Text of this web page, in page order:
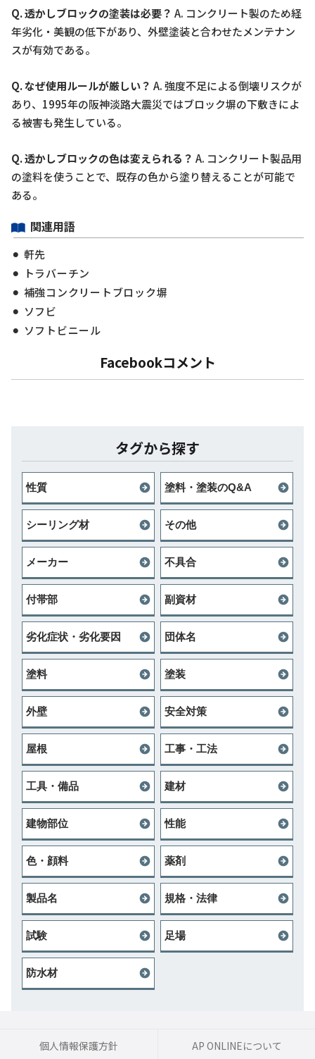
Q. 透かしブロックの塗装は必要？ A. コンクリート製のため経
年劣化・美観の低下があり、外壁塗装と合わせたメンテナン
スが有効である。
Q. なぜ使用ルールが厳しい？ A. 強度不足による倒壊リスクが
あり、1995年の阪神淡路大震災ではブロック塀の下敷きによ
る被害も発生している。
Q. 透かしブロックの色は変えられる？ A. コンクリート製品用
の塗料を使うことで、既存の色から塗り替えることが可能で
ある。
関連用語
軒先
トラバーチン
補強コンクリートブロック塀
ソフビ
ソフトビニール
Facebookコメント
タグから探す
性質 塗料・塗装のQ&A
シーリング材 その他
メーカー 不具合
付帯部 副資材
劣化症状・劣化要因 団体名
塗料 塗装
外壁 安全対策
屋根 工事・工法
工具・備品 建材
建物部位 性能
色・顔料 薬剤
製品名 規格・法律
試験 足場
防水材
個人情報保護方針 AP ONLINEについて